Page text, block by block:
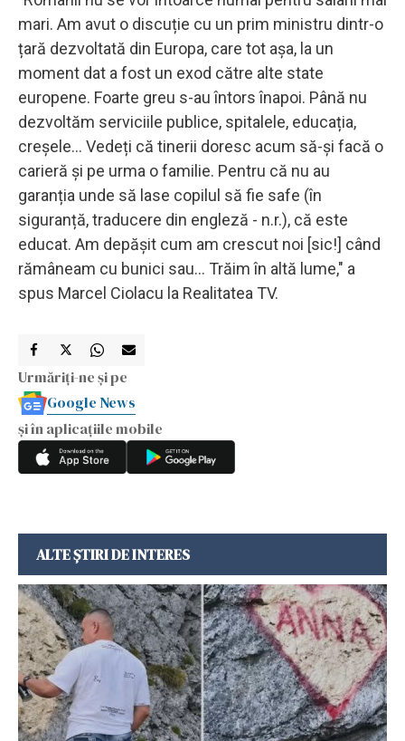
mari. Am avut o discuție cu un prim ministru dintr-o
țară dezvoltată din Europa, care tot așa, la un
moment dat a fost un exod către alte state
europene. Foarte greu s-au întors înapoi. Până nu
dezvoltăm serviciile publice, spitalele, educația,
creșele... Vedeți că tinerii doresc acum să-și facă o
carieră și pe urma o familie. Pentru că nu au
garanția unde să lase copilul să fie safe (în
siguranță, traducere din engleză - n.r.), că este
educat. Am depășit cum am crescut noi [sic!] când
rămâneam cu bunici sau... Trăim în altă lume," a
spus Marcel Ciolacu la Realitatea TV.
Urmăriți-ne și pe
Google News
și în aplicațiile mobile
ALTE ȘTIRI DE INTERES